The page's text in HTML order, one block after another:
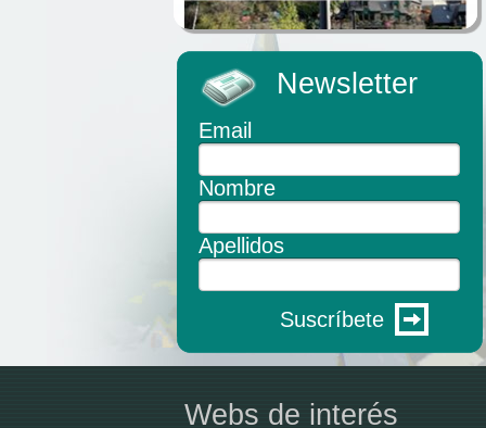
Newsletter
Email
Nombre
Apellidos
Suscríbete
Webs de interés